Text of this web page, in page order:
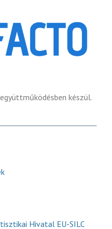
készül.
Hivatal EU-SILC